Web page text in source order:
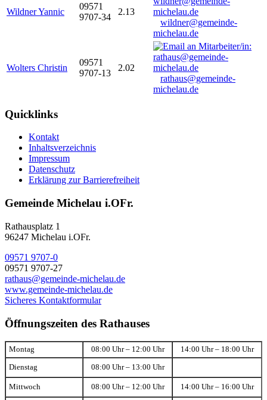
Wildner Yannic
09571
9707-34
2.13
wildner@gemeinde-
michelau.de
Wolters Christin
09571
9707-13
2.02
rathaus@gemeinde-
michelau.de
Quicklinks
Kontakt
Inhaltsverzeichnis
Impressum
Datenschutz
Erklärung zur Barrierefreiheit
Gemeinde Michelau i.OFr.
Rathausplatz 1
96247 Michelau i.OFr.
09571 9707-0
09571 9707-27
rathaus@gemeinde-michelau.de
www.gemeinde-michelau.de
Sicheres Kontaktformular
Öffnungszeiten des Rathauses
Montag 08:00 Uhr – 12:00 Uhr 14:00 Uhr – 18:00 Uhr
Dienstag 08:00 Uhr – 13:00 Uhr
Mittwoch 08:00 Uhr – 12:00 Uhr 14:00 Uhr – 16:00 Uhr